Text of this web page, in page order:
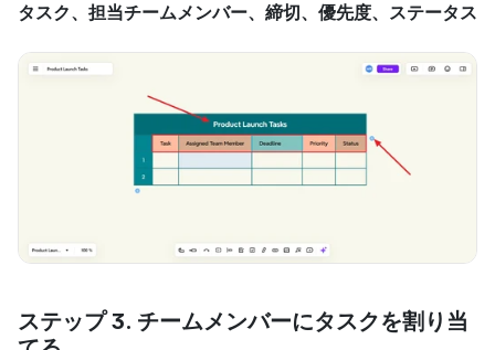
タスク、担当チームメンバー、締切、優先度、ステータス
ステップ 3. チームメンバーにタスクを割り当